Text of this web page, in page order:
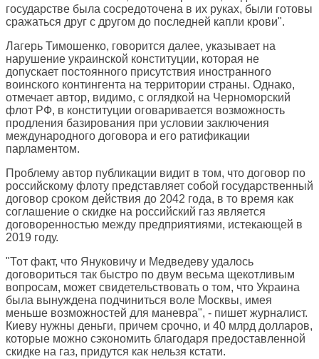
государстве была сосредоточена в их руках, были готовы
сражаться друг с другом до последней капли крови".
Лагерь Тимошенко, говорится далее, указывает на
нарушение украинской конституции, которая не
допускает постоянного присутствия иностранного
воинского контингента на территории страны. Однако,
отмечает автор, видимо, с оглядкой на Черноморский
флот РФ, в конституции оговаривается возможность
продления базирования при условии заключения
международного договора и его ратификации
парламентом.
Проблему автор публикации видит в том, что договор по
российскому флоту представляет собой государственный
договор сроком действия до 2042 года, в то время как
соглашение о скидке на российский газ является
договоренностью между предприятиями, истекающей в
2019 году.
"Тот факт, что Януковичу и Медведеву удалось
договориться так быстро по двум весьма щекотливым
вопросам, может свидетельствовать о том, что Украина
была вынуждена подчиниться воле Москвы, имея
меньше возможностей для маневра", - пишет журналист.
Киеву нужны деньги, причем срочно, и 40 млрд долларов,
которые можно сэкономить благодаря предоставленной
скидке на газ, придутся как нельзя кстати.